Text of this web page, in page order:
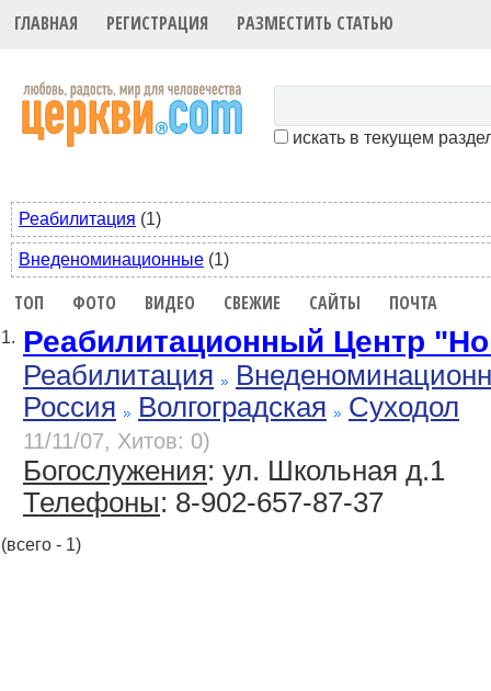
ГЛАВНАЯ РЕГИСТРАЦИЯ РАЗМЕСТИТЬ СТАТЬЮ
искать в текущем
Реабилитация (1)
Внеденоминационные (1)
ТОП ФОТО ВИДЕО СВЕЖИЕ САЙТЫ ПОЧТА
1. Реабилитационный Центр
Реабилитация
Россия
Волгоградская Суходол
11/11/07, Хитов: 0)
Богослужения: ул. Школьная д.1
Телефоны: 8-902-657-87-37
(всего - 1)